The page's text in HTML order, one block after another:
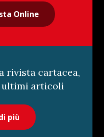
Online
rivista cartacea,
articoli
più